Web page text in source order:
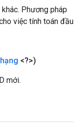
Phương pháp
việc tính toán đầu
<?>)
mới.